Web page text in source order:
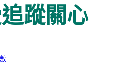
蹤關心